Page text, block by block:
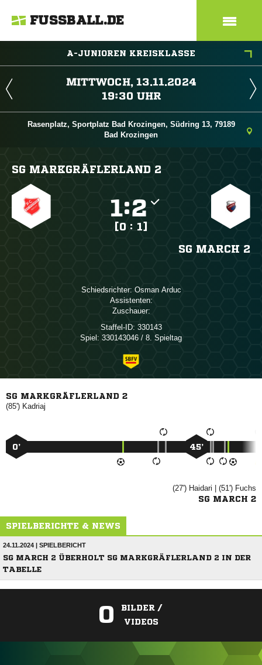
FUSSBALL.DE
A-JUNIOREN KREISKLASSE
 
 
Rasenplatz, Sportplatz Bad Krozingen, Südring 13, 79189
Bad Krozingen
SG MARKGRÄFLERLAND 2
:
[0 : 1]
SG MARCH 2
Schiedsrichter:  
Assistenten:
Zuschauer:
Staffel-ID: 330143
Spiel: 330143046 / 8. Spieltag
SG MARKGRÄFLERLAND 2
(85') 
0’ 45’
(27')  | (51') 
SG MARCH 2
SPIELBERICHTE & NEWS
24.11.2024 | SPIELBERICHT
SG MARCH 2 ÜBERHOLT SG MARKGRÄFLERLAND 2 IN DER
TABELLE
0
BILDER /
VIDEOS